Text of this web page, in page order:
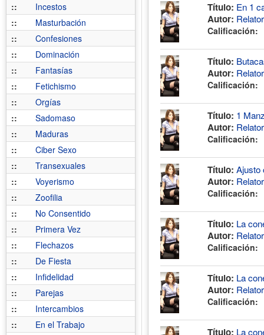
::
Incestos
::
Masturbación
::
Confesiones
::
Dominación
::
Fantasías
::
Fetichismo
::
Orgías
::
Sadomaso
::
Maduras
::
Ciber Sexo
::
Transexuales
::
Voyerismo
::
Zoofilia
::
No Consentido
::
Primera Vez
::
Flechazos
::
De Fiesta
::
Infidelidad
::
Parejas
::
Intercambios
::
En el Trabajo
Título: En 1
Autor:
Calificación:
Título:
Autor:
Calificación:
Título: 1
Autor:
Calificación:
Título: Ajusto
Autor:
Calificación:
Título: La
Autor:
Calificación:
Título: La
Autor:
Calificación:
Título: La